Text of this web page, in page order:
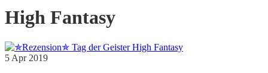
High Fantasy
High Fantasy
5 Apr 2019